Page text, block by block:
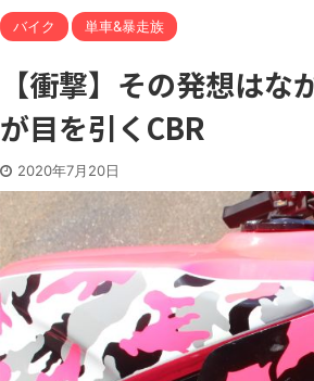
バイク 単車&暴走族
【衝撃】その発想は
が目を引くCBR
2020年7月20日